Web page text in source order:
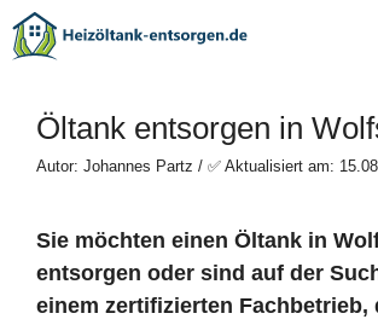
Zum
Inhalt
Öltank entsorgen in
Autor: Johannes Partz / ✅ Aktualisiert am:
Sie möchten einen Öltank in
entsorgen oder sind auf der
einem zertifizierten Fachbetrieb,